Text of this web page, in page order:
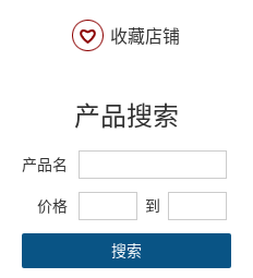
收藏店铺
产品搜索
产品名
价格 到
搜索